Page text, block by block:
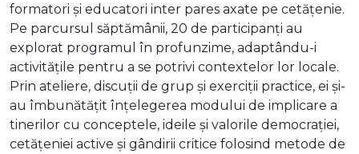
formatori și educatori inter pares axate pe cetățenie.
Pe parcursul săptămânii, 20 de participanți au
explorat programul în profunzime, adaptându-i
activitățile pentru a se potrivi contextelor lor locale.
Prin ateliere, discuții de grup și exerciții practice, ei și-
au îmbunătățit înțelegerea modului de implicare a
tinerilor cu conceptele, ideile și valorile democrației,
cetățeniei active și gândirii critice folosind metode de